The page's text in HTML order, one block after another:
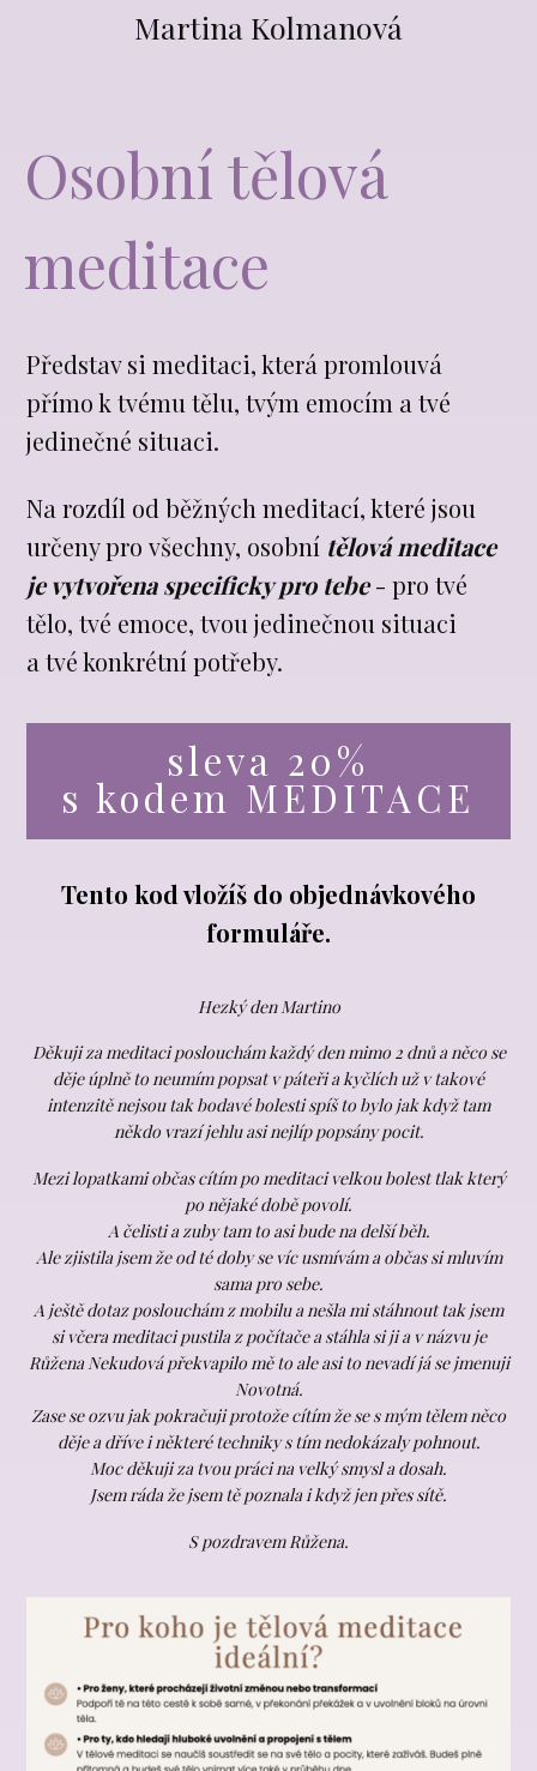
Martina Kolmanová
Osobní tělová
meditace
Představ si meditaci, která promlouvá
přímo k tvému tělu, tvým emocím a tvé
jedinečné situaci.
Na rozdíl od běžných meditací, které jsou
určeny pro všechny, osobní tělová meditace
je vytvořena specificky pro tebe- pro tvé
tělo, tvé emoce, tvou jedinečnou situaci
a tvé konkrétní potřeby.
sleva 20%
s kodem MEDITACE
Tento kod vložíš do objednávkového
formuláře.
Hezký den Martino
Děkuji za meditaci poslouchám každý den mimo 2 dnů a něco se
děje úplně to neumím popsat v páteři a kyčlích už v takové
intenzitě nejsou tak bodavé bolesti spíš to bylo jak když tam
někdo vrazí jehlu asi nejlíp popsány pocit.
Mezi lopatkami občas cítím po meditaci velkou bolest tlak který
po nějaké době povolí.
A čelisti a zuby tam to asi bude na delší běh.
Ale zjistila jsem že od té doby se víc usmívám a občas si mluvím
sama pro sebe.
A ještě dotaz poslouchám z mobilu a nešla mi stáhnout tak jsem
si včera meditaci pustila z počítače a stáhla si ji a v názvu je
Růžena Nekudová překvapilo mě to ale asi to nevadí já se jmenuji
Novotná.
Zase se ozvu jak pokračuji protože cítím že se s mým tělem něco
děje a dříve i některé techniky s tím nedokázaly pohnout.
Moc děkuji za tvou práci na velký smysl a dosah.
Jsem ráda že jsem tě poznala i když jen přes sítě.
S pozdravem Růžena.